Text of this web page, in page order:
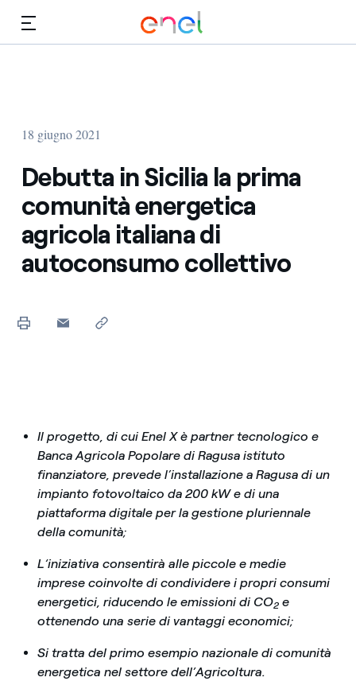
18 giugno 2021
Debutta in Sicilia la prima
comunità energetica
agricola italiana di
autoconsumo collettivo
Il progetto, di cui Enel X è partner tecnologico e
Banca Agricola Popolare di Ragusa istituto
finanziatore, prevede l’installazione a Ragusa di un
impianto fotovoltaico da 200 kW e di una
piattaforma digitale per la gestione pluriennale
della comunità;
L‘iniziativa consentirà alle piccole e medie
imprese coinvolte di condividere i propri consumi
energetici, riducendo le emissioni di CO2e
ottenendo una serie di vantaggi economici;
Si tratta del primo esempio nazionale di comunità
energetica nel settore dell’Agricoltura.